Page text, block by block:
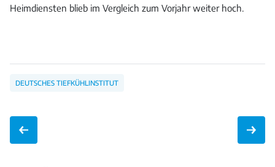
Heimdiensten blieb im Vergleich zum Vorjahr weiter hoch.
DEUTSCHES TIEFKÜHLINSTITUT